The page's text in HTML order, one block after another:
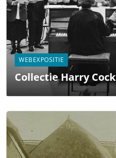
WEBEXPOSITIE
Collectie Harry Cock